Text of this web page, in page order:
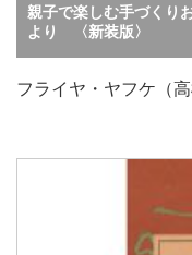
親子で楽しむ手づくり
より 〈新装版〉
フライヤ・ヤフケ（高